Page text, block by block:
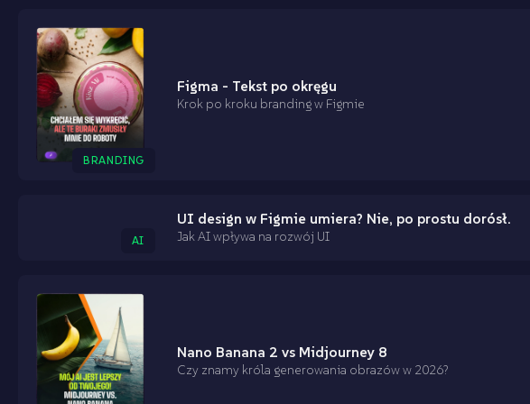
BRANDING
Figma - Tekst po okręgu
Krok po kroku branding w Figmie
AI
UI design w Figmie umiera? Nie, po prostu dorósł.
Jak AI wpływa na rozwój UI
Nano Banana 2 vs Midjourney 8
Czy znamy króla generowania obrazów w 2026?